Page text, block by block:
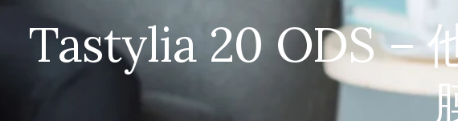
Tastylia 20 ODS –